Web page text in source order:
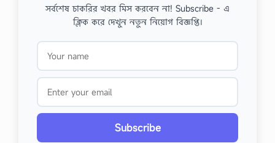
সর্বশেষ চাকরির খবর মিস করবেন না! Subscribe - এ
ক্লিক করে দেখুন নতুন নিয়োগ বিজ্ঞপ্তি।
Subscribe